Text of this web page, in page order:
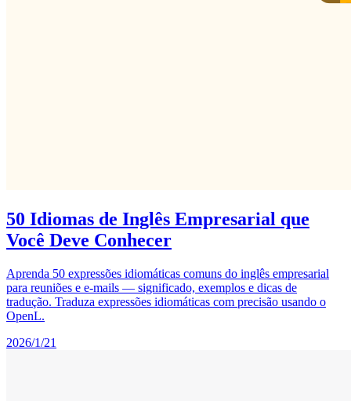
50 Idiomas de Inglês Empresarial que
Você Deve Conhecer
Aprenda 50 expressões idiomáticas comuns do inglês empresarial
para reuniões e e-mails — significado, exemplos e dicas de
tradução. Traduza expressões idiomáticas com precisão usando o
OpenL.
2026/1/21